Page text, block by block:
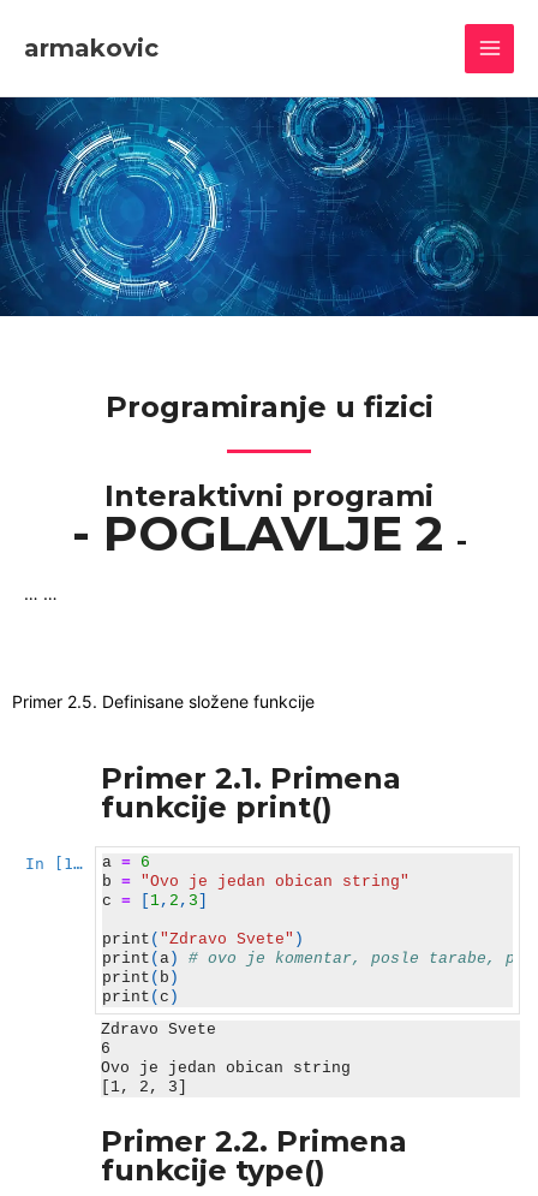
content
armakovic
Programiranje u fizici
Interaktivni programi
- POGLAVLJE 2 -
… …
Primer 2.5. Definisane složene funkcije
Primer 2.1. Primena
funkcije print()
In [1]: a = 6
b
= "Ovo je jedan obican string"
c
= 1, 2 , 3
print ( "Zdravo Svete" )
print (a )
# ovo je komentar, posle tarabe,
print ( b )
print (c )
Zdravo Svete
6
Ovo je jedan obican string
Primer 2.2. Primena
funkcije type()